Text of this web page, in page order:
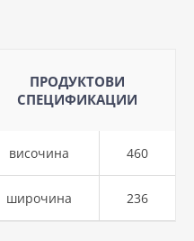
ПРОДУКТОВИ
СПЕЦИФИКАЦИИ
височина 460
широчина 236